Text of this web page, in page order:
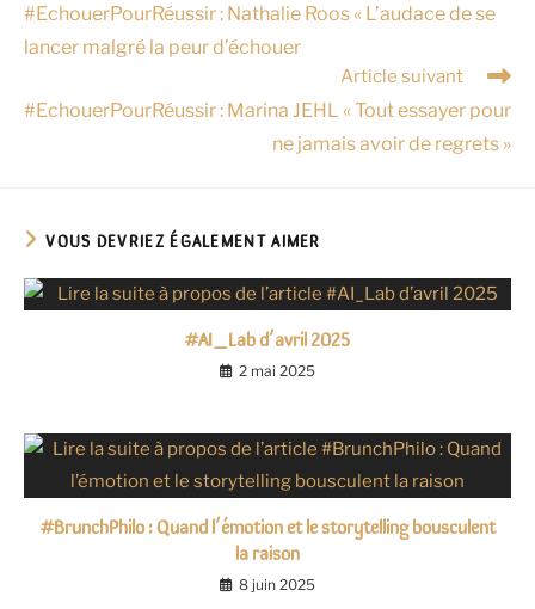
#EchouerPourRéussir : Nathalie Roos « L’audace de se
lancer malgré la peur d’échouer
Article suivant
#EchouerPourRéussir : Marina JEHL « Tout essayer pour
ne jamais avoir de regrets »
VOUS DEVRIEZ ÉGALEMENT AIMER
#AI_Lab d’avril 2025
2 mai 2025
#BrunchPhilo : Quand l’émotion et le storytelling bousculent
la raison
8 juin 2025